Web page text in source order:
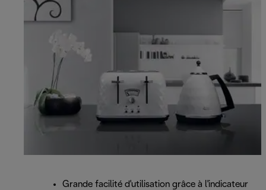
Grande facilité d'utilisation grâce à l'indicateur